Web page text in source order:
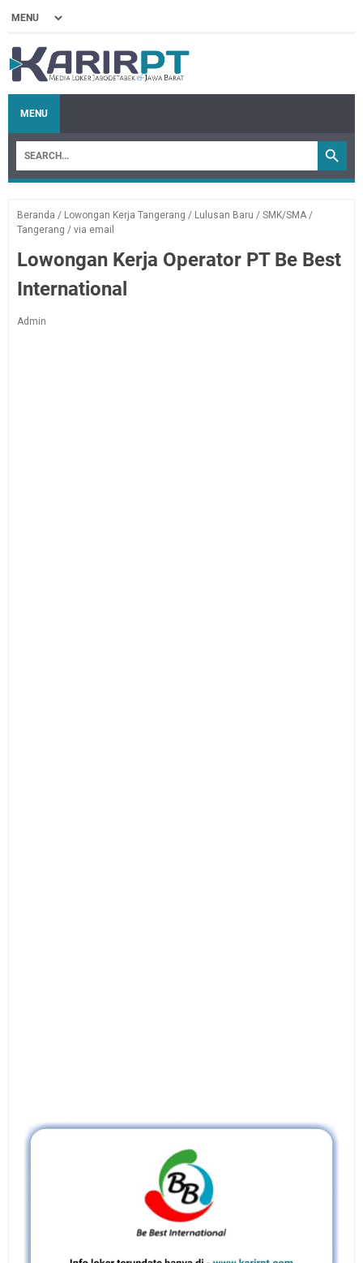
MENU
Beranda / Lowongan Kerja Tangerang / Lulusan Baru / SMK/SMA /
Tangerang / via email
Lowongan Kerja Operator PT Be Best
International
Admin